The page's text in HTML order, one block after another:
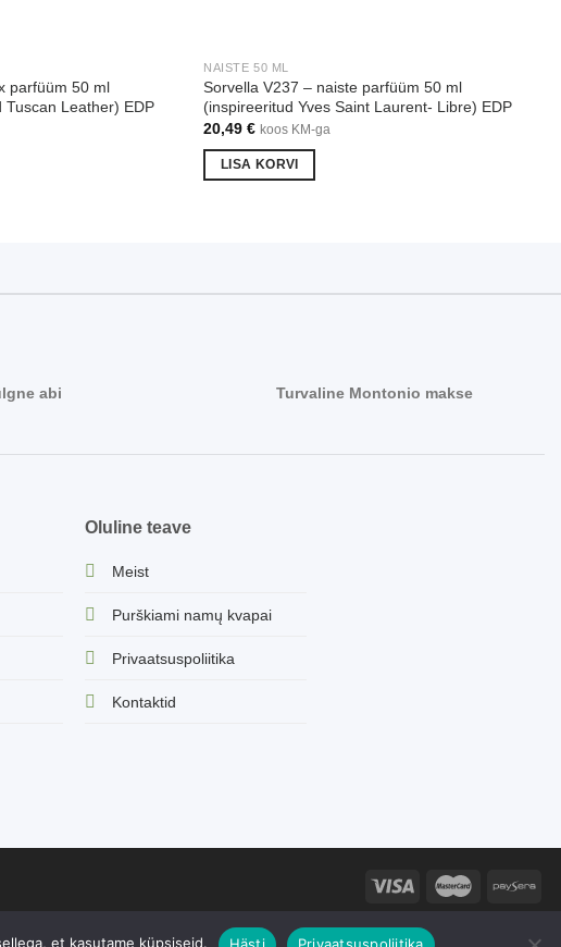
parfüüm 50 ml
Tuscan Leather) EDP
NAISTE 50 ML
Sorvella V237 – naiste parfüüm 50 ml
(inspireeritud Yves Saint Laurent- Libre) EDP
20,49€ koos KM-ga
LISA KORVI
abi Turvaline Montonio makse
Oluline teave
Meist
Purškiami namų kvapai
Privaatsuspoliitika
Kontaktid
ilma omaniku loata on rangelt keelatud. 2026 © Sorvella Estonia |
et kasutame küpsiseid.